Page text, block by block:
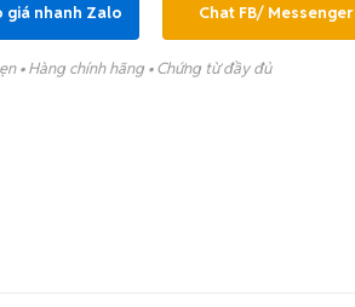
giá nhanh Zalo Chat FB/ Messenger
• Hàng chính hãng • Chứng từ đầy đủ